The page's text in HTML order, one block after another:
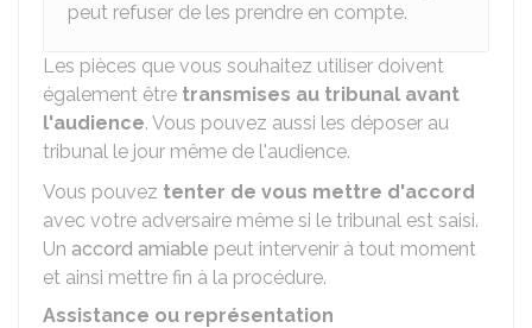
peut refuser de les prendre en compte.
Les pièces que vous souhaitez utiliser doivent
également être transmises au tribunal avant
l'audience. Vous pouvez aussi les déposer au
tribunal le jour même de l'audience.
Vous pouvez tenter de vous mettre d'accord
avec votre adversaire même si le tribunal est saisi.
Un accord amiable peut intervenir à tout moment
et ainsi mettre fin à la procédure.
Assistance ou représentation